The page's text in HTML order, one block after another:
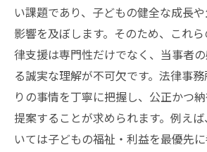
い課題であり、子どもの健全な成長
影響を及ぼします。そのため、これ
律支援は専門性だけでなく、当事者
る誠実な理解が不可欠です。法律事
りの事情を丁寧に把握し、公正かつ
提案することが求められます。例え
いては子どもの福祉・利益を最優先